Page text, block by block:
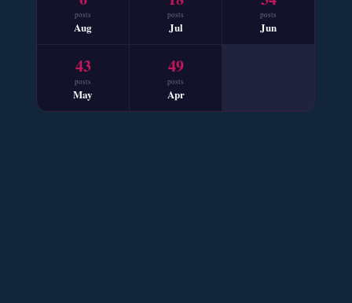
📥 Download Now
posts
Aug
posts
Jul
posts
Jun
43
posts
May
49
posts
Apr